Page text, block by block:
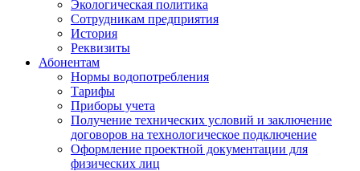
Экологическая политика
Сотрудникам предприятия
История
Реквизиты
Абонентам
Нормы водопотребления
Тарифы
Приборы учета
Получение технических условий и заключение
договоров на технологическое подключение
Оформление проектной документации для
физических лиц